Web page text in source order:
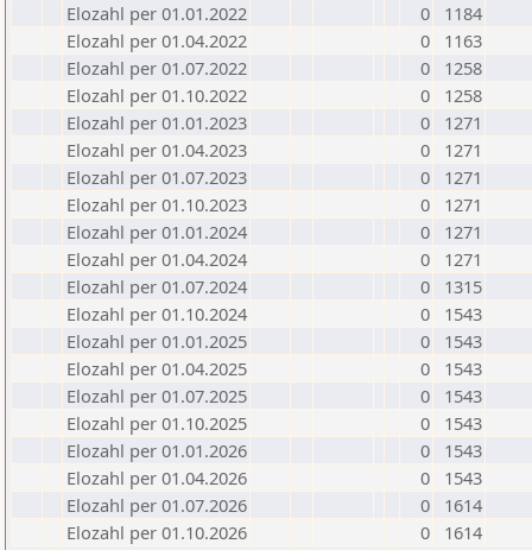
Elozahl per 01.01.2022
0
1184
Elozahl per 01.04.2022
0
1163
Elozahl per 01.07.2022
0
1258
Elozahl per 01.10.2022
0
1258
Elozahl per 01.01.2023
0
1271
Elozahl per 01.04.2023
0
1271
Elozahl per 01.07.2023
0
1271
Elozahl per 01.10.2023
0
1271
Elozahl per 01.01.2024
0
1271
Elozahl per 01.04.2024
0
1271
Elozahl per 01.07.2024
0
1315
Elozahl per 01.10.2024
0
1543
Elozahl per 01.01.2025
0
1543
Elozahl per 01.04.2025
0
1543
Elozahl per 01.07.2025
0
1543
Elozahl per 01.10.2025
0
1543
Elozahl per 01.01.2026
0
1543
Elozahl per 01.04.2026
0
1543
Elozahl per 01.07.2026
0
1614
Elozahl per 01.10.2026
0 1614